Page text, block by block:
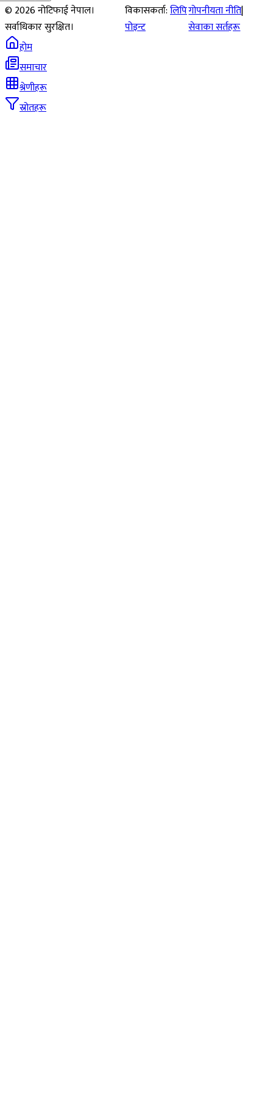
©2026नोटिफाई नेपाल।
सर्वाधिकार सुरक्षित।
विकासकर्ता:लिपि
पोइन्ट
गोपनीयता नीति|
सेवाका सर्तहरू
होम
समाचार
श्रेणीहरू
स्रोतहरू